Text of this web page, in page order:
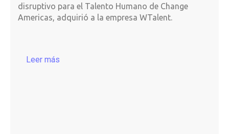
disruptivo para el Talento Humano de Change
Americas, adquirió a la empresa WTalent.
Leer más